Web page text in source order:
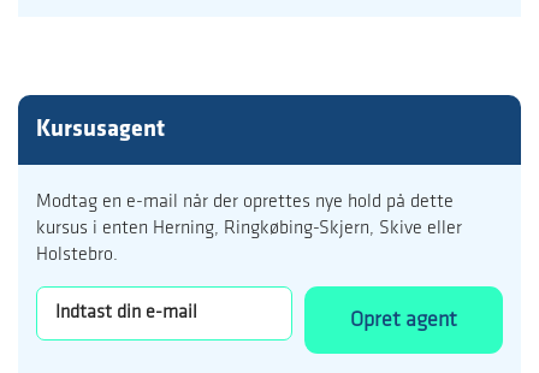
Kursusagent
Modtag en e-mail når der oprettes nye hold på dette
kursus i enten Herning, Ringkøbing-Skjern, Skive eller
Holstebro.
Opret agent